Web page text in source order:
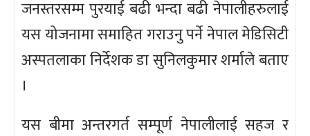
जनस्तरसम्म पुरयाई बढी भन्दा बढी नेपालीहरुलाई
यस योजनामा समाहित गराउनु पर्ने नेपाल मेडिसिटी
अस्पतलाका निर्देशक डा सुनिलकुमार शर्माले बताए
।
यस बीमा अन्तरगर्त सम्पूर्ण नेपालीलाई सहज र